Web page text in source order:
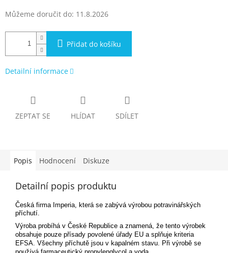
Můžeme doručit do: 11.8.2026
Přidat do košíku
Detailní informace
ZEPTAT SE HLÍDAT SDÍLET
Popis Hodnocení Diskuze
Detailní popis produktu
Česká firma Imperia, která se zabývá výrobou potravinářských
příchutí.
Výroba probíhá v České Republice a znamená, že tento výrobek
obsahuje pouze přísady povolené úřady EU a splňuje kriteria
EFSA. Všechny příchutě jsou v kapalném stavu. Při výrobě se